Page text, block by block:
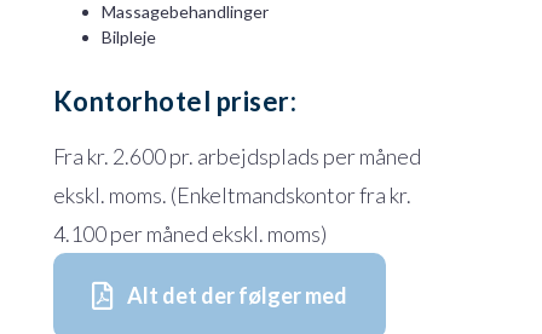
Massagebehandlinger
Bilpleje
Kontorhotel priser:
Fra kr. 2.600 pr. arbejdsplads per måned
ekskl. moms. (Enkeltmandskontor fra kr.
4.100 per måned ekskl. moms)
Alt det der følger med